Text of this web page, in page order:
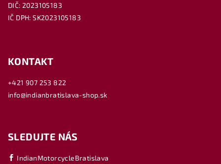
DIČ: 2023105183
IČ DPH: SK2023105183
KONTAKT
+421 907 253 822
info@indianbratislava-shop.sk
SLEDUJTE NÁS
IndianMotorcycleBratislava